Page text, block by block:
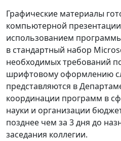
Графические материалы
компьютерной
использованием
в стандартный набор
необходимых требований
шрифтовому оформлению
представляются в
координации программ в
науки и организации
позднее чем за 3 дня до
заседания коллегии.